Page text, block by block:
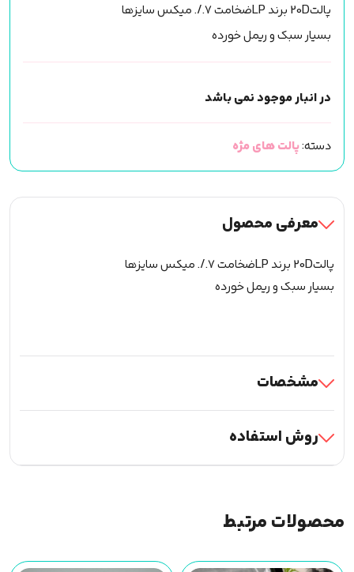
پالت20D برند LPضخامت 7./. میکس سایزها
بسیار سبک و ریمل خورده
در انبار موجود نمی باشد
دسته:پالت های مژه
معرفی محصول
پالت20D برند LPضخامت 7./. میکس سایزها
بسیار سبک و ریمل خورده
مشخصات
روش استفاده
محصولات مرتبط